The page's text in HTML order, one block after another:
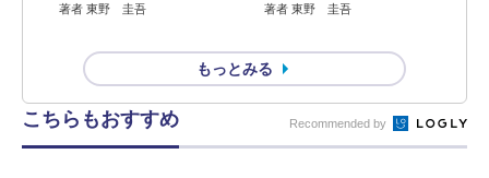
著者 東野 圭吾
著者 東野 圭吾
もっとみる
こちらもおすすめ Recommended by